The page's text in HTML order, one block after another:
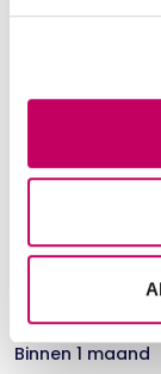
aspirant-lid
Talen
maandag -
Binnen 1 maand